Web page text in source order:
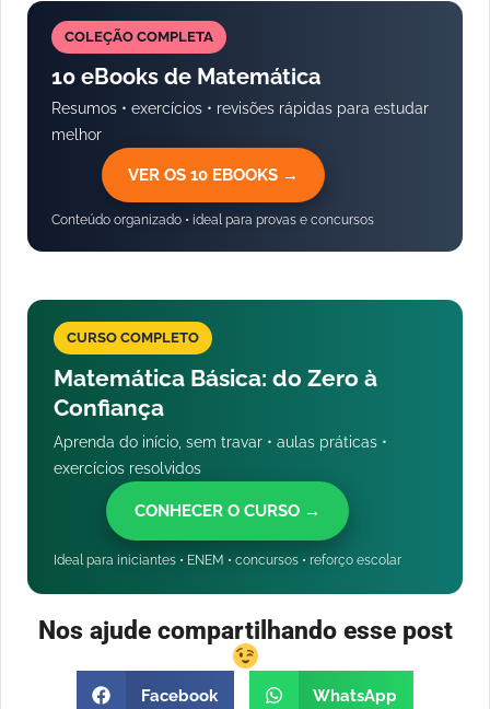
COLEÇÃO COMPLETA
10 eBooks de Matemática
Resumos • exercícios • revisões rápidas para estudar
melhor
VER OS 10 EBOOKS →
Conteúdo organizado • ideal para provas e concursos
CURSO COMPLETO
Matemática Básica: do Zero à
Confiança
Aprenda do início, sem travar • aulas práticas •
exercícios resolvidos
CONHECER O CURSO →
Ideal para iniciantes • ENEM • concursos • reforço escolar
Nos ajude compartilhando esse post
Facebook WhatsApp